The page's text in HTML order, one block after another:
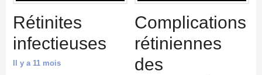
Rétinites
infectieuses
Il y a 11 mois
Complications
rétiniennes
des